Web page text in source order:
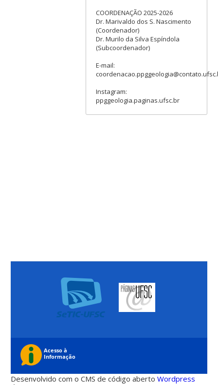
COORDENAÇÃO 2025-2026
Dr. Marivaldo dos S. Nascimento
(Coordenador)
Dr. Murilo da Silva Espíndola
(Subcoordenador)
E-mail:
Instagram:
ppggeologia.paginas.ufsc.br
Desenvolvido com o CMS de código abertoWordpress